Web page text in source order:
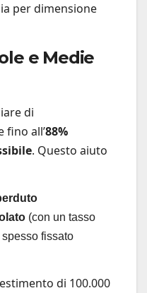
per dimensione
e Medie
di
fino all’88%
. Questo aiuto
(con un tasso
fissato
di 100.000